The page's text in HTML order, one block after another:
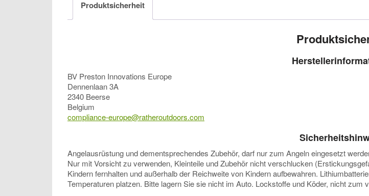
Produktsicherheit
BV Preston Innovations Europe
Dennenlaan 3A
2340 Beerse
Belgium
compliance-europe@ratheroutdoors.com
Angelausrüstung und dementsprechendes Zubehör, darf nur zum Angeln eingesetzt
Nur mit Vorsicht zu verwenden, Kleinteile und Zubehör nicht verschlucken
Kindern fernhalten und außerhalb der Reichweite von Kindern aufbewahren.
Temperaturen platzen. Bitte lagern Sie sie nicht im Auto. Lockstoffe und Köder, nicht zum